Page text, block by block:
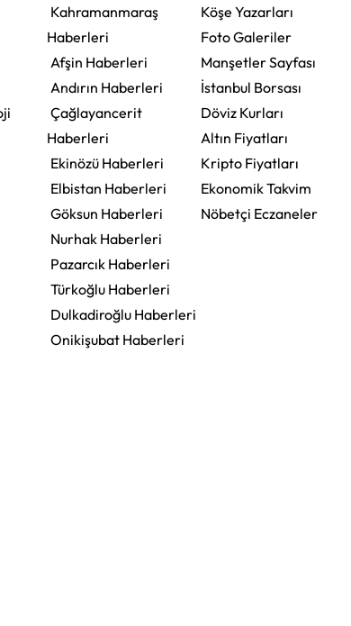
Kahramanmaraş
Haberleri
Afşin Haberleri
Andırın Haberleri
Çağlayancerit
Haberleri
Ekinözü Haberleri
Elbistan Haberleri
Göksun Haberleri
Nurhak Haberleri
Pazarcık Haberleri
Türkoğlu Haberleri
Dulkadiroğlu Haberleri
Onikişubat Haberleri
Köşe Yazarları
Foto Galeriler
Manşetler Sayfası
İstanbul Borsası
Döviz Kurları
Altın Fiyatları
Kripto Fiyatları
Ekonomik Takvim
Nöbetçi Eczaneler